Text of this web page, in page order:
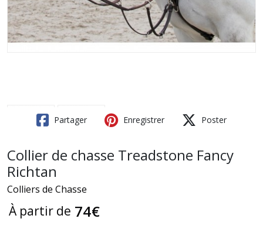
Partager Enregistrer Poster
Collier de chasse Treadstone Fancy
Richtan
Colliers de Chasse
À partir de 74€